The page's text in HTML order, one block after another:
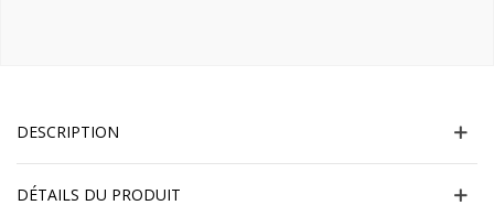
DESCRIPTION
DÉTAILS DU PRODUIT